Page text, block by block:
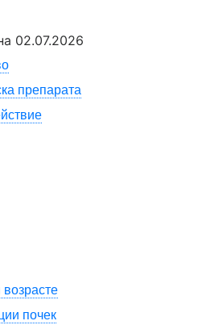
02.07.2026
препарата
почек